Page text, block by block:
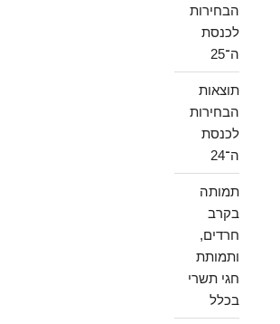
הבחירות
לכנסת
ה־25
תוצאות
הבחירות
לכנסת
ה־24
תמותה
בקרב
חרדים,
ותמותת
חגי תשרי
בכלל